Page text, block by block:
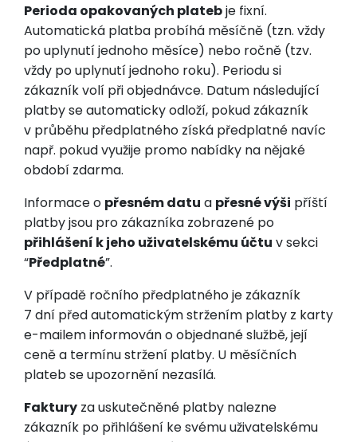
Perioda opakovaných platebje fixní.
Automatická platba probíhá měsíčně (tzn. vždy
po uplynutí jednoho měsíce) nebo ročně (tzv.
vždy po uplynutí jednoho roku). Periodu si
zákazník volí při objednávce. Datum následující
platby se automaticky odloží, pokud zákazník
v průběhu předplatného získá předplatné navíc
např. pokud využije promo nabídky na nějaké
období zdarma.
Informace o přesném datu a přesné výši příští
platby jsou pro zákazníka zobrazené po
přihlášení k jeho uživatelskému účtu v sekci
“Předplatné”.
V případě ročního předplatného je zákazník
7 dní před automatickým stržením platby z karty
e-mailem informován o objednané službě, její
ceně a termínu stržení platby. U měsíčních
plateb se upozornění nezasílá.
Faktury za uskutečněné platby nalezne
zákazník po přihlášení ke svému uživatelskému